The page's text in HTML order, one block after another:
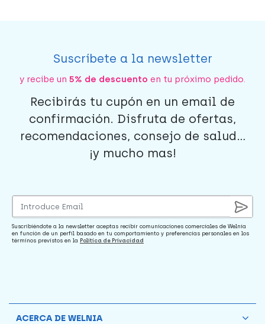
Suscríbete a la newsletter
y recibe un 5% de descuento en tu próximo pedido.
Recibirás tu cupón en un email de
confirmación. Disfruta de ofertas,
recomendaciones, consejo de salud...
¡y mucho mas!
Suscribiéndote a la newsletter aceptas recibir comunicaciones comerciales de Welnia
en función de un perfil basado en tu comportamiento y preferencias personales en los
términos previstos en la Política de Privacidad
ACERCA DE WELNIA